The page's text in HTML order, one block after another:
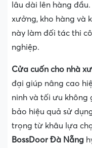
lâu dài lên hàng
xưởng, kho hàng và
này làm đối tác thi
nghiệp.
Cửa cuốn cho nhà
đại giúp nâng cao
ninh và tối ưu không
bảo hiệu quả sử
trọng từ khâu lựa
BossDoor Đà Nẵng